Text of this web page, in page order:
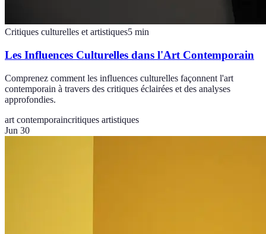
Critiques culturelles et artistiques5 min
Les Influences Culturelles dans l'Art Contemporain
Comprenez comment les influences culturelles façonnent l'art
contemporain à travers des critiques éclairées et des analyses
approfondies.
art contemporaincritiques artistiques
Jun 30